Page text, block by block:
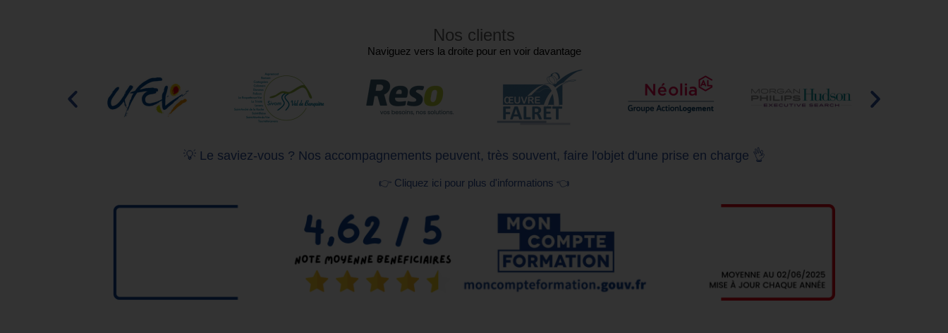
Nos clients
Naviguez vers la droite pour en voir davantage
💡 Le saviez-vous ? Nos accompagnements peuvent, très souvent, faire l'objet d'une prise en charge 👌
👉 Cliquez ici pour plus d'informations 👈